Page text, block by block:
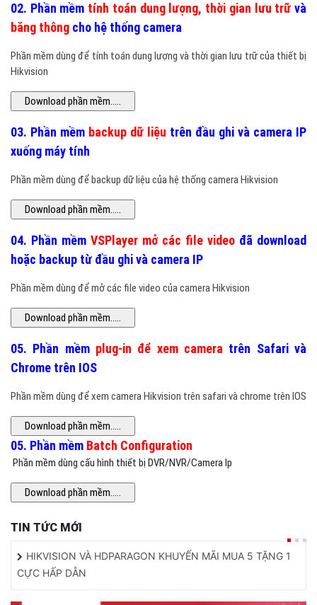
02. Phần mềm tính toán dung lượng, thời gian lưu trữ và
băng thông cho hệ thống camera
Phần mềm dùng để tính toán dung lượng và thời gian lưu trữ củathiết bị
Hikvision
03. Phần mềm backup dữ liệu trên đầu ghi và camera IP
xuống máy tính
Phần mềm dùng để backup dữ liệu của hệ thống camera Hikvision
04. Phần mềm VSPlayer mở các file video đã download
hoặc backup từ đầu ghi và camera IP
Phần mềm dùng để mở các file video của camera Hikvision
05. Phần mềm plug-in để xem camera trên Safari và
Chrome trên IOS
Phần mềm dùng để xem camera Hikvision trên safari và chrome trên IOS
05. Phần mềm Batch Configuration
Phần mềm dùng cấu hình thiết bị DVR/NVR/Camera Ip
TIN TỨC MỚI
HIKVISION VÀ HDPARAGON KHUYẾN MÃI MUA 5 TẶNG 1
CỰC HẤP DẪN